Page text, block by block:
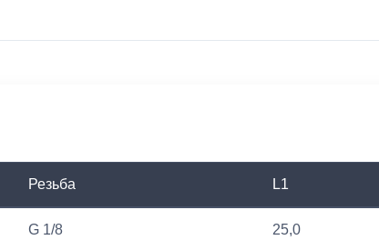
Резьба L1
G 1/8 25,0